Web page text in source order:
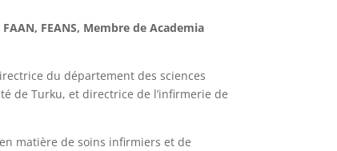
FEANS, Membre de Academia
du département des sciences
de Turku, et directrice de l’infirmerie de
matière de soins infirmiers et de